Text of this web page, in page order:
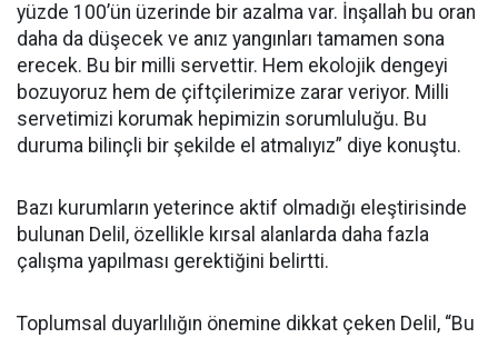
yüzde 100’ün üzerinde bir azalma var. İnşallah bu oran
daha da düşecek ve anız yangınları tamamen sona
erecek. Bu bir milli servettir. Hem ekolojik dengeyi
bozuyoruz hem de çiftçilerimize zarar veriyor. Milli
servetimizi korumak hepimizin sorumluluğu. Bu
duruma bilinçli bir şekilde el atmalıyız” diye konuştu.
Bazı kurumların yeterince aktif olmadığı eleştirisinde
bulunan Delil, özellikle kırsal alanlarda daha fazla
çalışma yapılması gerektiğini belirtti.
Toplumsal duyarlılığın önemine dikkat çeken Delil, “Bu